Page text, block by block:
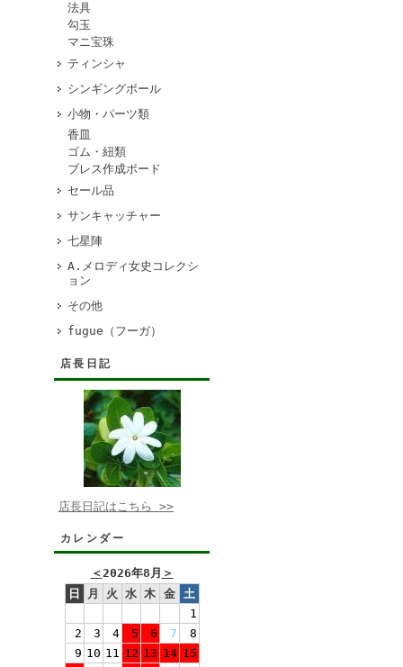
法具
勾玉
マニ宝珠
ティンシャ
シンギングボール
小物・パーツ類
香皿
ゴム・紐類
ブレス作成ボード
セール品
サンキャッチャー
七星陣
A.メロディ女史コレクシ
ョン
その他
fugue（フーガ）
店長日記
店長日記はこちら >>
カレンダー
＜2026年8月 ＞
日
月 火 水 木 金
土
1
2
3 4 5 6 7
8
9 10 11 12 13 14 15